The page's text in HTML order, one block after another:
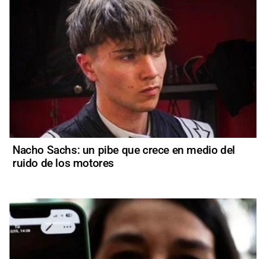
Nacho Sachs: un pibe que crece en medio del
ruido de los motores